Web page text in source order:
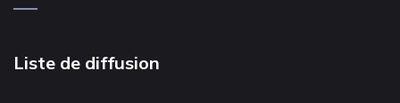
Liste de diffusion